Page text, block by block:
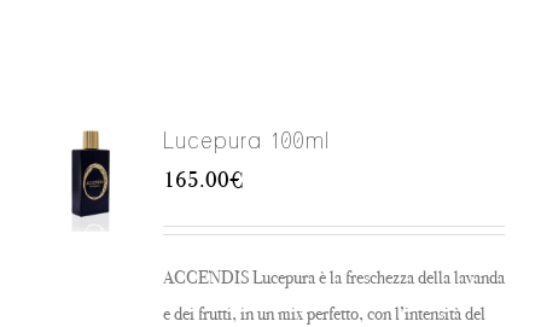
Lucepura 100ml
165.00€
ACCENDIS Lucepura è la freschezza della lavanda
e dei frutti, in un mix perfetto, con l’intensità del